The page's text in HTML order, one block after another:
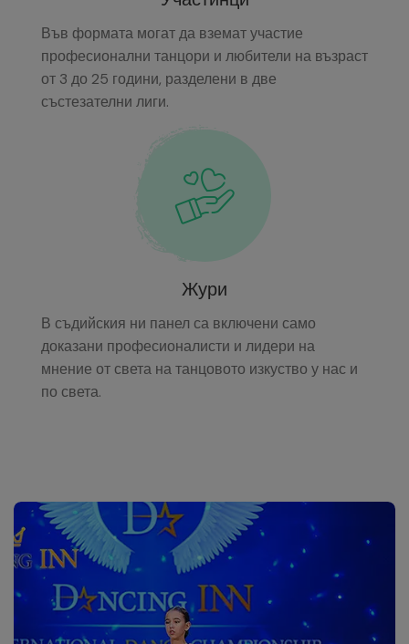
Във формата могат да вземат участие
професионални танцори и любители на възраст
от 3 до 25 години, разделени в две
състезателни лиги.
Жури
В съдийския ни панел са включени само
доказани професионалисти и лидери на
мнение от света на танцовото изкуство у нас и
по света.